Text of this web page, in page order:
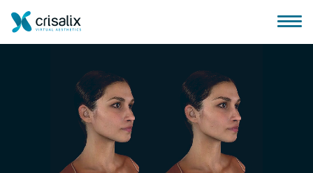
Главная хирурга